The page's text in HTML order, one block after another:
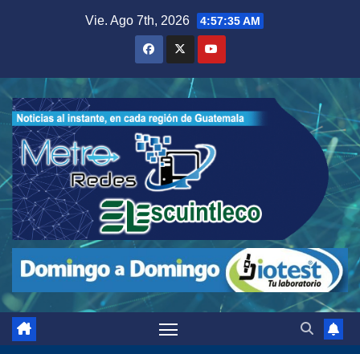
Vie. Ago 7th, 2026 4:57:36 AM